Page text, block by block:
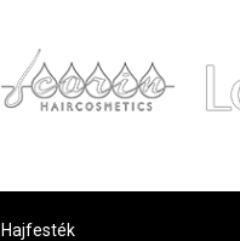
Hajfesték